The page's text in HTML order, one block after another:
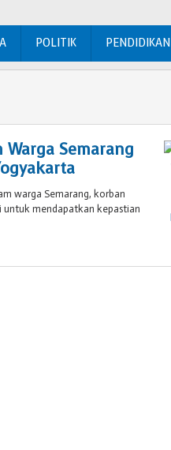
POLITIK PENDIDIKAN
Semarang
warga Semarang, korban
untuk mendapatkan kepastian